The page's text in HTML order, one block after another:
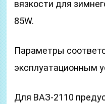
вязкости для
85W.
Параметры
эксплуатационным
Для ВАЗ-2110